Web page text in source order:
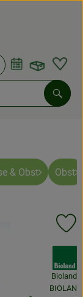
oder
& Obst Obst
Bioland
,BIOLAN